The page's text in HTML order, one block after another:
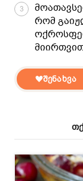
3
რომ
ᲨᲔᲜᲐᲮᲕᲐ